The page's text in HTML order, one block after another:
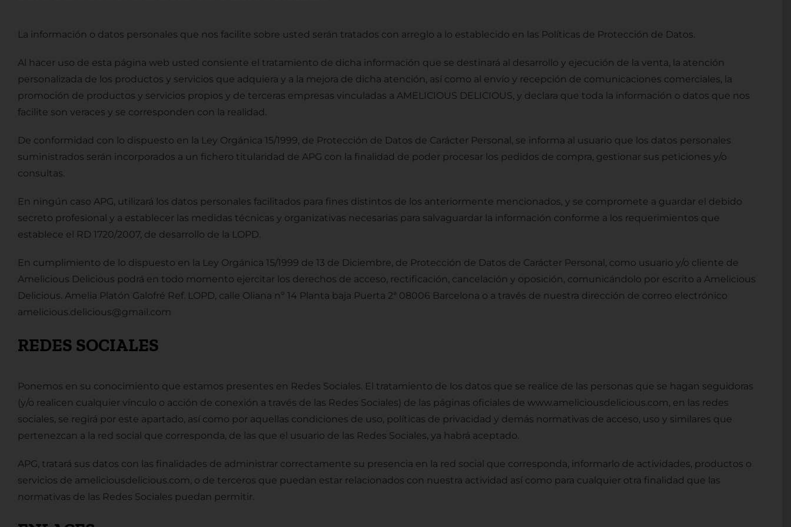
La información o datos personales que nos facilite sobre usted serán tratados con arreglo a lo establecido en las Políticas de Protección de Datos.
Al hacer uso de esta página web usted consiente el tratamiento de dicha información que se destinará al desarrollo y ejecución de la venta, la atención
personalizada de los productos y servicios que adquiera y a la mejora de dicha atención, así como al envío y recepción de comunicaciones comerciales, la
promoción de productos y servicios propios y de terceras empresas vinculadas a AMELICIOUS DELICIOUS, y declara que toda la información o datos que nos
facilite son veraces y se corresponden con la realidad.
De conformidad con lo dispuesto en la Ley Orgánica 15/1999, de Protección de Datos de Carácter Personal, se informa al usuario que los datos personales
suministrados serán incorporados a un fichero titularidad de APG con la finalidad de poder procesar los pedidos de compra, gestionar sus peticiones y/o
consultas.
En ningún caso APG, utilizará los datos personales facilitados para fines distintos de los anteriormente mencionados, y se compromete a guardar el debido
secreto profesional y a establecer las medidas técnicas y organizativas necesarias para salvaguardar la información conforme a los requerimientos que
establece el RD 1720/2007, de desarrollo de la LOPD.
En cumplimiento de lo dispuesto en la Ley Orgánica 15/1999 de 13 de Diciembre, de Protección de Datos de Carácter Personal, como usuario y/o cliente de
Amelicious Delicious podrá en todo momento ejercitar los derechos de acceso, rectificación, cancelación y oposición, comunicándolo por escrito a Amelicious
Delicious. Amelia Platón Galofré Ref. LOPD, calle Oliana nº 14 Planta baja Puerta 2ª 08006 Barcelona o a través de nuestra dirección de correo electrónico
amelicious.delicious@gmail.com
REDES SOCIALES
Ponemos en su conocimiento que estamos presentes en Redes Sociales. El tratamiento de los datos que se realice de las personas que se hagan seguidoras
(y/o realicen cualquier vínculo o acción de conexión a través de las Redes Sociales) de las páginas oficiales de www.ameliciousdelicious.com, en las redes
sociales, se regirá por este apartado, así como por aquellas condiciones de uso, políticas de privacidad y demás normativas de acceso, uso y similares que
pertenezcan a la red social que corresponda, de las que el usuario de las Redes Sociales, ya habrá aceptado.
APG, tratará sus datos con las finalidades de administrar correctamente su presencia en la red social que corresponda, informarlo de actividades, productos o
servicios de ameliciousdelicious.com, o de terceros que puedan estar relacionados con nuestra actividad así como para cualquier otra finalidad que las
normativas de las Redes Sociales puedan permitir.